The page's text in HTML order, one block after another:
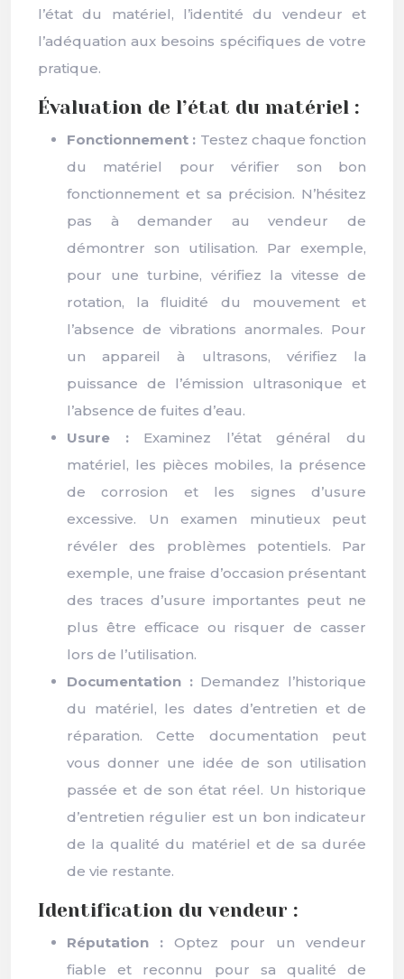
l’état du matériel, l’identité du vendeur et
l’adéquation aux besoins spécifiques de votre
pratique.
Évaluation de l’état du matériel :
Fonctionnement : Testez chaque fonction
du matériel pour vérifier son bon
fonctionnement et sa précision. N’hésitez
pas à demander au vendeur de
démontrer son utilisation. Par exemple,
pour une turbine, vérifiez la vitesse de
rotation, la fluidité du mouvement et
l’absence de vibrations anormales. Pour
un appareil à ultrasons, vérifiez la
puissance de l’émission ultrasonique et
l’absence de fuites d’eau.
Usure : Examinez l’état général du
matériel, les pièces mobiles, la présence
de corrosion et les signes d’usure
excessive. Un examen minutieux peut
révéler des problèmes potentiels. Par
exemple, une fraise d’occasion présentant
des traces d’usure importantes peut ne
plus être efficace ou risquer de casser
lors de l’utilisation.
Documentation : Demandez l’historique
du matériel, les dates d’entretien et de
réparation. Cette documentation peut
vous donner une idée de son utilisation
passée et de son état réel. Un historique
d’entretien régulier est un bon indicateur
de la qualité du matériel et de sa durée
de vie restante.
Identification du vendeur :
Réputation :Optez pour un vendeur
fiable et reconnu pour sa qualité de